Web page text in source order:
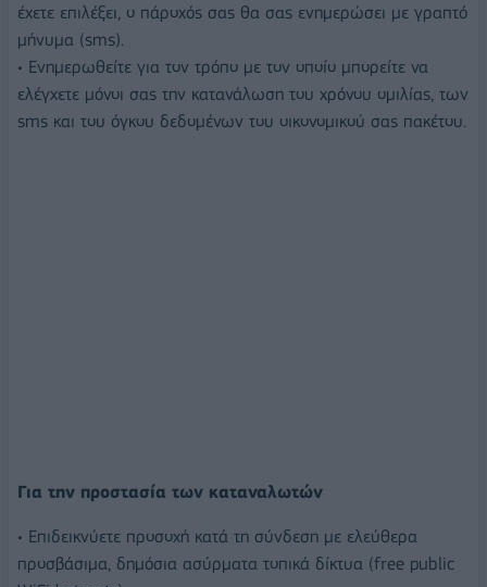
έχετε επιλέξει, ο πάροχός σας θα σας ενημερώσει με γραπτό
μήνυμα (sms).
• Ενημερωθείτε για τον τρόπο με τον οποίο μπορείτε να
ελέγχετε μόνοι σας την κατανάλωση του χρόνου ομιλίας, των
sms και του όγκου δεδομένων του οικονομικού σας πακέτου.
Για την προστασία των καταναλωτών
• Επιδεικνύετε προσοχή κατά τη σύνδεση με ελεύθερα
προσβάσιμα, δημόσια ασύρματα τοπικά δίκτυα (free public